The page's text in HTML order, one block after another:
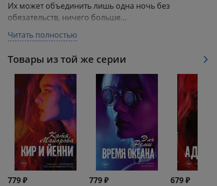
Их может объединить лишь одна ночь без
обязательств, ничего больше…
Однако судьба решает иначе, и Джек Картер
положиться. Станет ли плохой парень героем?
Читать полностью
Товары из той же серии
779 ₽ 779 ₽ 679 ₽